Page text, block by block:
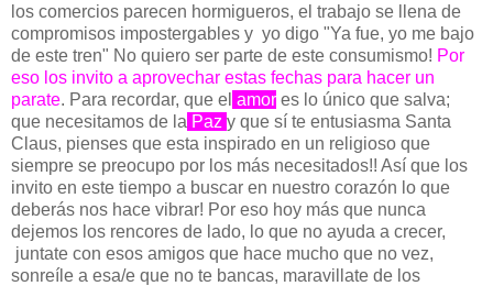
los comercios parecen hormigueros, el trabajo se llena de
compromisos impostergables y yo digo "Ya fue, yo me bajo
de este tren" No quiero ser parte de este consumismo! Por
eso los invito a aprovechar estas fechas para hacer un
parate. Para recordar, que el amor es lo único que salva;
que necesitamos de la Paz y que sí te entusiasma Santa
Claus, pienses que esta inspirado en un religioso que
siempre se preocupo por los más necesitados!! Así que los
invito en este tiempo a buscar en nuestro corazón lo que
deberás nos hace vibrar! Por eso hoy más que nunca
dejemos los rencores de lado, lo que no ayuda a crecer,
juntate con esos amigos que hace mucho que no vez,
sonreíle a esa/e que no te bancas, maravillate de los